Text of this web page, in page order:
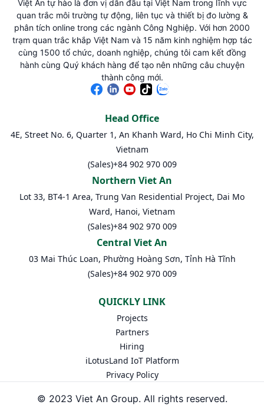
Việt An tự hào là đơn vị dẫn đầu tại Việt Nam trong lĩnh vực
quan trắc môi trường tự động, liên tục và thiết bị đo lường &
phân tích online trong các ngành Công Nghiệp. Với hơn 2000
trạm quan trắc khắp Việt Nam và 15 năm kinh nghiệm hợp tác
cùng 1500 tổ chức, doanh nghiệp, chúng tôi cam kết đồng
hành cùng Quý khách hàng để tạo nên những câu chuyện
thành công mới.
Head Office
4E, Street No. 6, Quarter 1, An Khanh Ward, Ho Chi Minh City,
Vietnam
(Sales)+84 902 970 009
Northern Viet An
Lot 33, BT4-1 Area, Trung Van Residential Project, Dai Mo
Ward, Hanoi, Vietnam
(Sales)+84 902 970 009
Central Viet An
03 Mai Thúc Loan, Phường Hoàng Sơn, Tỉnh Hà Tĩnh
(Sales)+84 902 970 009
QUICKLY LINK
Projects
Partners
Hiring
iLotusLand IoT Platform
Privacy Policy
© 2023 Viet An Group. All rights reserved.